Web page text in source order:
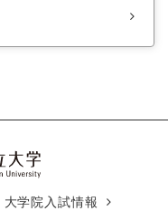
大学院入試情報